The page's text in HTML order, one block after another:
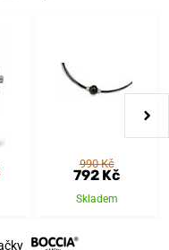
990 Kč
792 Kč
Skladem